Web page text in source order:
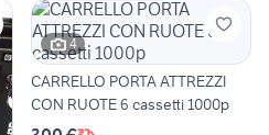
4
CARRELLO PORTA ATTREZZI
CON RUOTE 6 cassetti 1000p